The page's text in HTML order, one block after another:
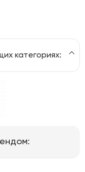
категориях: